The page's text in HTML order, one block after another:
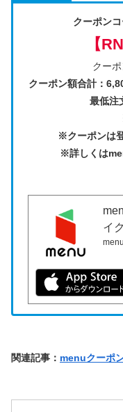
クーポン
【
クー
クーポン額合計：
最低注
※クーポンは
※詳しくは
イ
関連記事： menuクーポ